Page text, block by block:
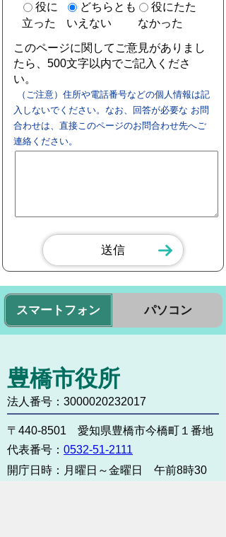
役に
立った
どちらとも
いえない
役にたた
なかった
このページに関してご意見がありまし
たら、500文字以内でご記入くださ
い。
（ご注意）住所や電話番号などの個人情報は記
入しないでください。なお、回答が必要な お問
合わせは、直接このページのお問合わせ先へご
連絡ください。
スマートフォン パソコン
豊橋市役所
法人番号：3000020232017
〒440-8501 愛知県豊橋市今橋町１番地
代表番号： 0532-51-2111
開庁日時： 月曜日～金曜日 午前8時30